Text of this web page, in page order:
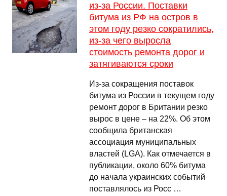
из-за России. Поставки
битума из РФ на остров в
этом году резко сократились,
из-за чего выросла
стоимость ремонта дорог и
затягиваются сроки
Из-за сокращения поставок
битума из России в текущем году
ремонт дорог в Британии резко
вырос в цене – на 22%. Об этом
сообщила британская
ассоциация муниципальных
властей (LGA). Как отмечается в
публикации, около 60% битума
до начала украинских событий
поставлялось из Росс …